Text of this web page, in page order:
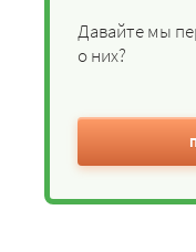
Давайте мы
о них?